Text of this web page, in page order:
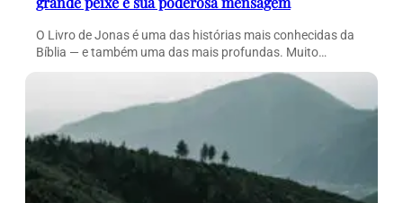
O Livro de Jonas é uma das histórias mais conhecidas da
Bíblia — e também uma das mais profundas. Muito…